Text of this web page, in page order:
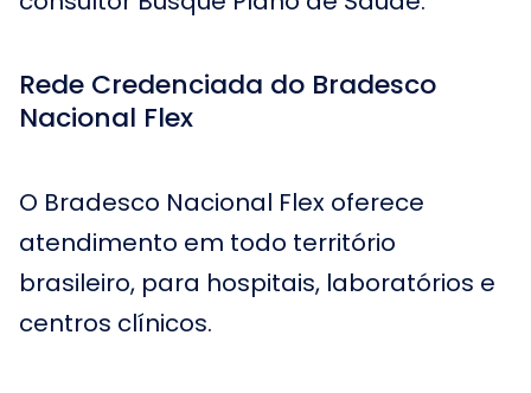
Rede Credenciada do Bradesco
Nacional Flex
O Bradesco Nacional Flex oferece
atendimento em todo território
brasileiro, para hospitais, laboratórios e
centros clínicos.